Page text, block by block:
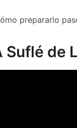
prepararlo
Suflé de